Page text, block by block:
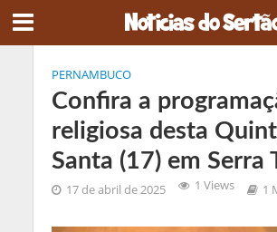
PERNAMBUCO
Confira a
religiosa desta
Santa (17) em Serra
17 de abril de 2025 1 Views 1